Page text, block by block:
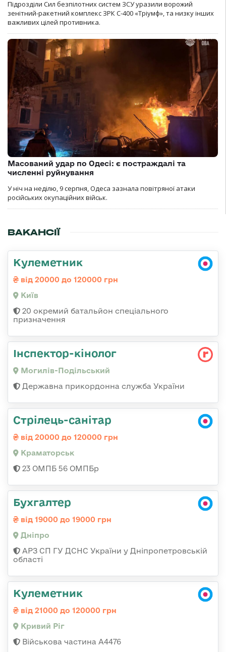
Підрозділи Сил безпілотних систем ЗСУ уразили ворожий
зенітний-ракетний комплекс ЗРК С-400 «Тріумф», та низку інших
важливих цілей противника.
Масований удар по Одесі: є постраждалі та
численні руйнування
У ніч на неділю, 9 серпня, Одеса зазнала повітряної атаки
російських окупаційних військ.
ВАКАНСІЇ
Кулеметник
від 20000 до 120000 грн
Київ
20 окремий батальйон спеціального
призначення
Інспектор-кінолог
Могилів-Подільський
Державна прикордонна служба України
Стрілець-санітар
від 20000 до 120000 грн
Краматорськ
23 ОМПБ 56 ОМПБр
Бухгалтер
від 19000 до 19000 грн
Дніпро
АРЗ СП ГУ ДСНС України у Дніпропетровській
області
Кулеметник
від 21000 до 120000 грн
Кривий Ріг
Військова частина А4476